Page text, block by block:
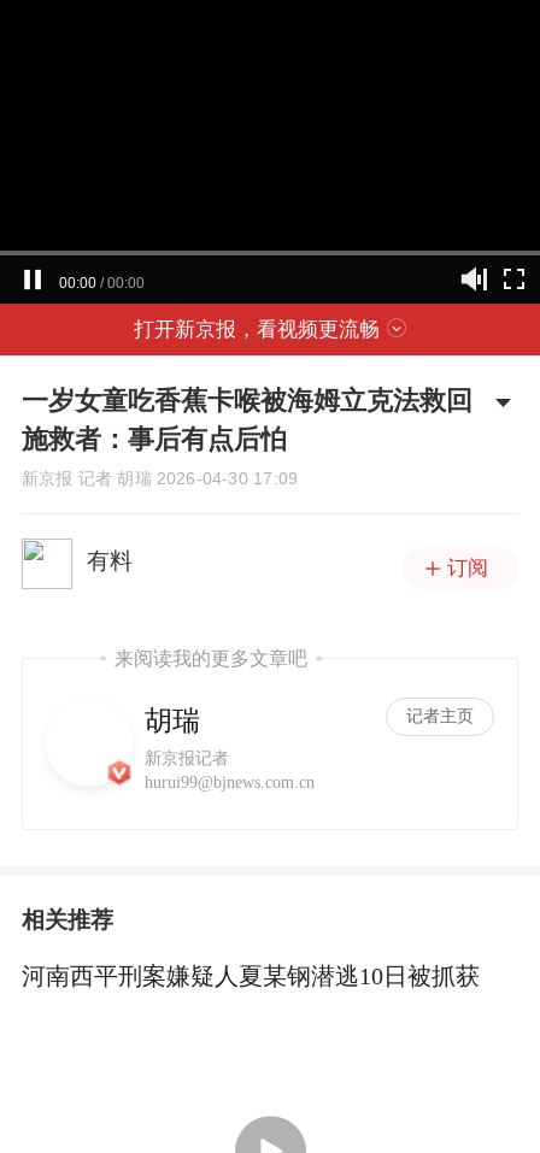
00:00 / 00:00
打开新京报，看视频更流畅
一岁女童吃香蕉卡喉被海姆立克法救回
施救者：事后有点后怕
新京报 记者 胡瑞 2026-04-30 17:09
有料 订阅
来阅读我的更多文章吧
胡瑞
新京报记者
记者主页
hurui99@bjnews.com.cn
相关推荐
河南西平刑案嫌疑人夏某钢潜逃10日被抓获